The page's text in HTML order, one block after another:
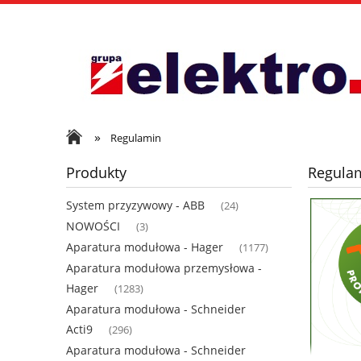
» Regulamin
Produkty
System przyzywowy - ABB (24)
NOWOŚCI (3)
Aparatura modułowa - Hager (1177)
Aparatura modułowa przemysłowa -
Hager
(1283)
Aparatura modułowa - Schneider
Acti9
(296)
Aparatura modułowa - Schneider